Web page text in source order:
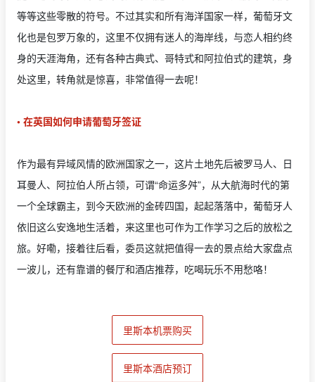
等等这些零散的符号。不过其实和所有海洋国家一样，葡萄牙文
化也是包罗万象的，这里不仅拥有迷人的海岸线，与恋人相约终
身的天涯海角，还有各种古典式、哥特式和阿拉伯式的建筑，身
处这里，转角就是惊喜，非常值得一去呢！
• 在英国如何申请葡萄牙签证
作为最有异域风情的欧洲国家之一，这片土地先后被罗马人、日
耳曼人、阿拉伯人所占领，可谓“命运多舛”，从大航海时代的第
一个全球霸主，到今天欧洲的金砖四国，起起落落中，葡萄牙人
依旧这么安逸地生活着，来这里也可作为工作学习之后的放松之
旅。好嘞，接着往后看，委员这就把值得一去的景点给大家盘点
一波儿，还有靠谱的餐厅和酒店推荐，吃喝玩乐不用愁咯！
里斯本机票购买
里斯本酒店预订